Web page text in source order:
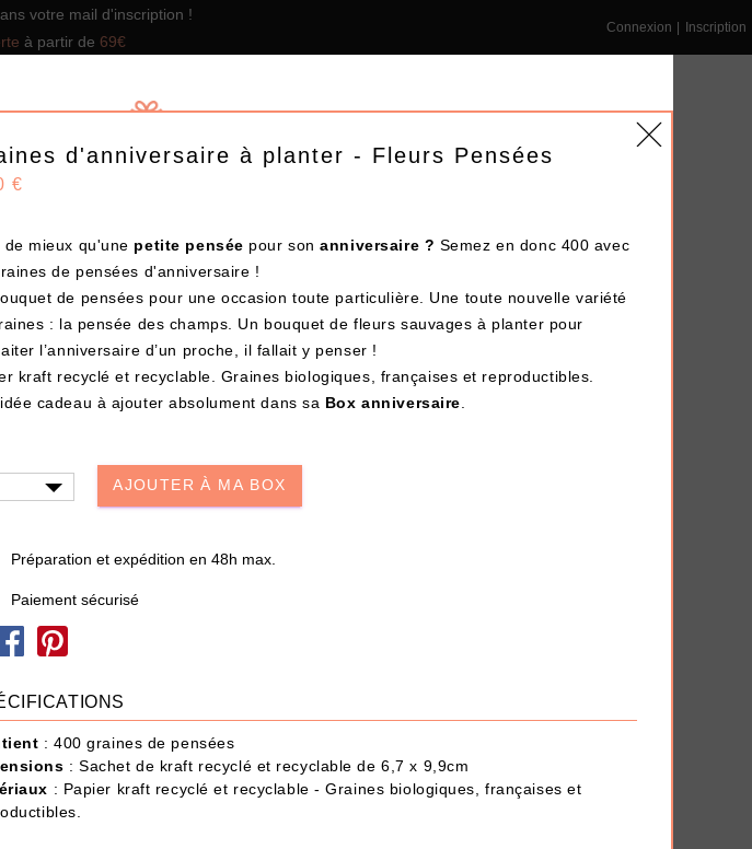
votre mail d'inscription !
à partir de 69€
Connexion Inscription
À OFFRIR SOLUTIONS ENTREPRISE DÉPÔT-VENTE LE BLOG
Terminé !
d'anniversaire à planter - Fleurs Pensées
€
de mieux qu'une petite pensée pour son anniversaire ? Semez en donc 400 avec
de pensées d'anniversaire !
de pensées pour une occasion toute particulière. Une toute nouvelle variété
: la pensée des champs. Un bouquet de fleurs sauvages à planter pour
l’anniversaire d’un proche, il fallait y penser !
kraft recyclé et recyclable. Graines biologiques, françaises et reproductibles.
cadeau à ajouter absolument dans sa Box anniversaire.
AJOUTER À MA BOX
Préparation et expédition en 48h max.
Paiement sécurisé
: 400 graines de pensées
: Sachet de kraft recyclé et recyclable de 6,7 x 9,9cm
: Papier kraft recyclé et recyclable - Graines biologiques, françaises et
PRODUITS
/ Maman
Noël
les produits et ajoutez-les à votre Box en quelques clics.
OCCASIONS THÈMES
s